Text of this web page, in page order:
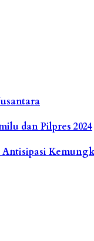
dan Pilpres 2024
Antisipasi